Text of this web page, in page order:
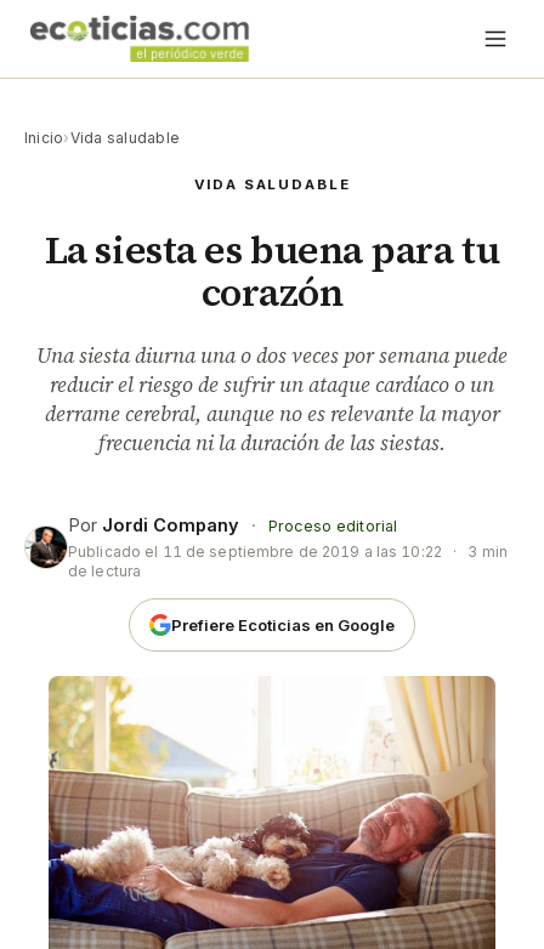
Inicio›Vida saludable
VIDA SALUDABLE
La siesta es buena para tu
corazón
Una siesta diurna una o dos veces por semana puede
reducir el riesgo de sufrir un ataque cardíaco o un
derrame cerebral, aunque no es relevante la mayor
frecuencia ni la duración de las siestas.
Por Jordi Company ·
Proceso editorial
Publicado el 11 de septiembre de 2019 a las 10:22 ·
3 min
de lectura
Prefiere Ecoticias en Google